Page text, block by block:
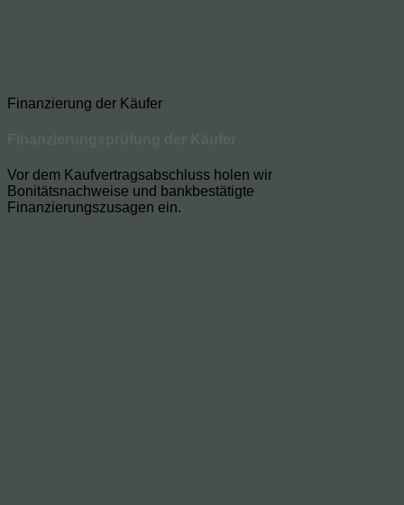
Finanzierung der Käufer
Vor dem Kaufvertragsabschluss holen wir
Bonitätsnachweise und bankbestätigte
Finanzierungszusagen ein.